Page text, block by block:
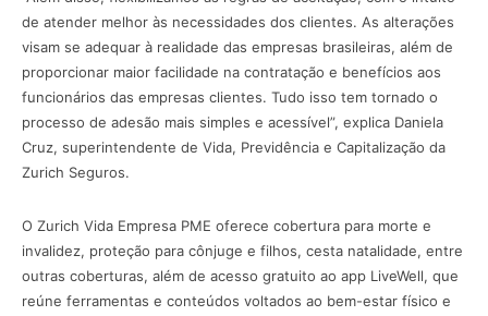
de atender melhor às necessidades dos clientes. As alterações
visam se adequar à realidade das empresas brasileiras, além de
proporcionar maior facilidade na contratação e benefícios aos
funcionários das empresas clientes. Tudo isso tem tornado o
processo de adesão mais simples e acessível”, explica Daniela
Cruz, superintendente de Vida, Previdência e Capitalização da
Zurich Seguros.
O Zurich Vida Empresa PME oferece cobertura para morte e
invalidez, proteção para cônjuge e filhos, cesta natalidade, entre
outras coberturas, além de acesso gratuito ao app LiveWell, que
reúne ferramentas e conteúdos voltados ao bem-estar físico e